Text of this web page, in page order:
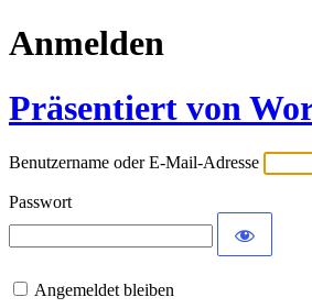
Anmelden
Präsentiert von
Benutzername oder E-Mail-Adresse
Passwort
Angemeldet bleiben